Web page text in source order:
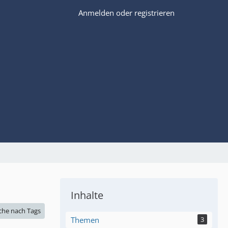
Anmelden oder registrieren
nach Tags
Inhalte
Themen 3